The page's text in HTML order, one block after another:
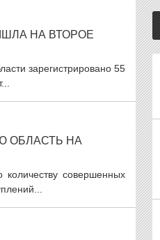
НА ВТОРОЕ
зарегистрировано 55
ОБЛАСТЬ НА
совершенных